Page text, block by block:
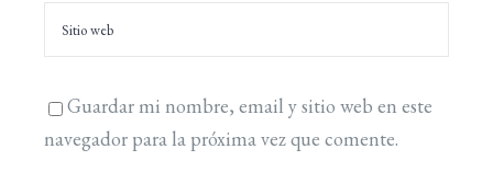
Guardar mi nombre, email y sitio web en este
navegador para la próxima vez que comente.